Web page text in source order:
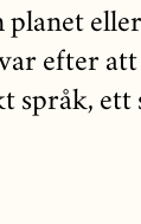
efter att
språk,